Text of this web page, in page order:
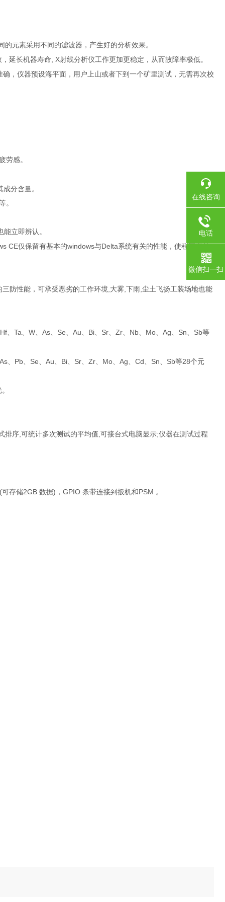
的元素采用不同的滤波器，产生好的分析效果。
延长机器寿命 , X射线分析仪工作更加更稳定，从而故障率极低。
，仪器预设海平面，用户上山或者下到一个矿里测试，无需再次校
劳感。
分含量。
。
能立即辨认。
CE仅保留有基本的windows与Delta系统有关的性能，使程序更具
防性能，可承受恶劣的工作环境 大雾 下雨 尘土飞扬工装场地也能
Hf、 Ta、 W、 As、 Se、 Au、 Bi、 Sr、 Zr、 Nb、 Mo、 Ag、 Sn、 Sb等
As、 Pb、 Se、 Au、 Bi、 Sr、 Zr、 Mo、 Ag、 Cd、 Sn、 Sb等28个元
排序 可统计多次测试的平均值 可接台式电脑显示;仪器在测试过程
(可存储2GB 数据) ， GPIO 条带连接到扳机和 PSM 。
在线咨询
电话
微信扫一扫